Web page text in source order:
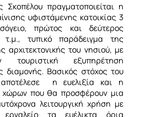
Σκοπέλου πραγματοποιείται η
υφιστάμενης κατοικίας 3
πρώτος και δεύτερος
τυπικό παράδειγμα της
αρχιτεκτονικής του νησιού, με
εξυπηρέτηση
διαμονής. Βασικός στόχος του
αποτέλεσε η ευελιξία και η
που θα προσφέρουν μια
λειτουργική χρήση με
εργαλείο τα ευέλικτα όρια